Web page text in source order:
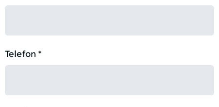
Telefon *